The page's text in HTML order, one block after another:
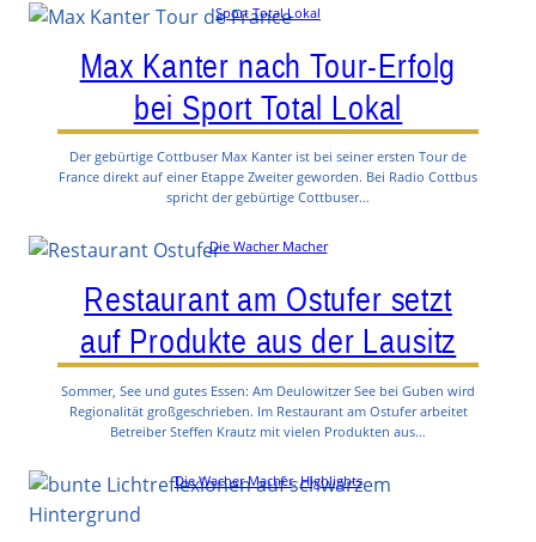
Sport Total Lokal
Max Kanter nach Tour-Erfolg
bei Sport Total Lokal
Der gebürtige Cottbuser Max Kanter ist bei seiner ersten Tour de
France direkt auf einer Etappe Zweiter geworden. Bei Radio Cottbus
spricht der gebürtige Cottbuser…
Die Wacher Macher
Restaurant am Ostufer setzt
auf Produkte aus der Lausitz
Sommer, See und gutes Essen: Am Deulowitzer See bei Guben wird
Regionalität großgeschrieben. Im Restaurant am Ostufer arbeitet
Betreiber Steffen Krautz mit vielen Produkten aus…
Die Wacher Macher, Highlights